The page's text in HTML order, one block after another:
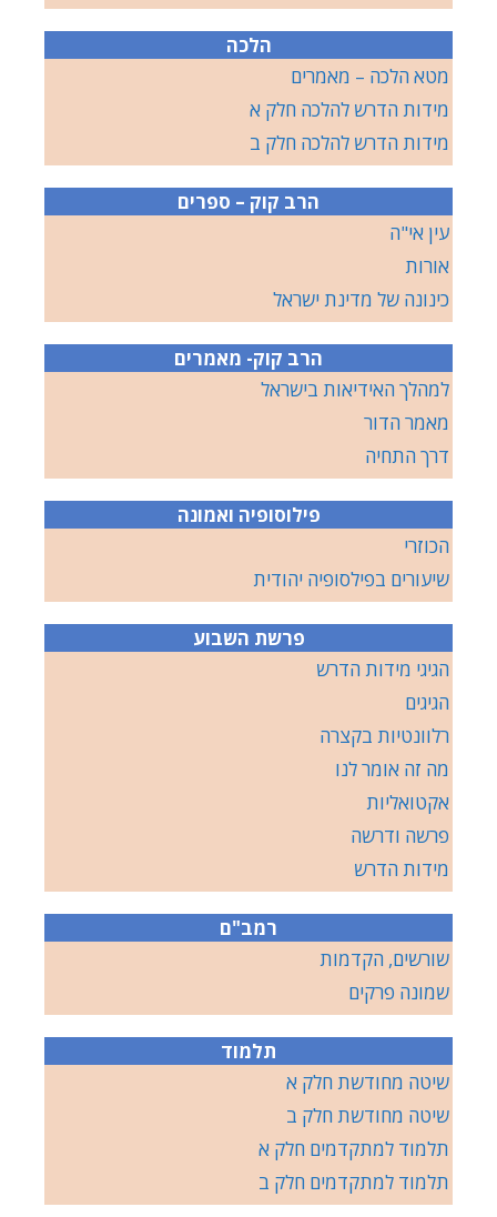
הלכה
מטא הלכה – מאמרים
מידות הדרש להלכה חלק א
מידות הדרש להלכה חלק ב
הרב קוק – ספרים
עין אי"ה
אורות
כינונה של מדינת ישראל
הרב קוק- מאמרים
למהלך האידיאות בישראל
מאמר הדור
דרך התחיה
פילוסופיה ואמונה
הכוזרי
שיעורים בפילסופיה יהודית
פרשת השבוע
הגיגי מידות הדרש
הגיגים
רלוונטיות בקצרה
מה זה אומר לנו
אקטואליות
פרשה ודרשה
מידות הדרש
רמב"ם
שורשים, הקדמות
שמונה פרקים
תלמוד
שיטה מחודשת חלק א
שיטה מחודשת חלק ב
תלמוד למתקדמים חלק א
תלמוד למתקדמים חלק ב